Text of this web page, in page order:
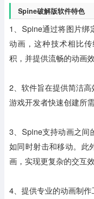
Spine破解版软件特色
1、Spine通过将图片绑
动画，这种技术相比
积，并提供流畅的动画效
2、软件旨在提供简洁
游戏开发者快速创建所
3、Spine支持动画之间
如同时射击和移动。此
画，实现更复杂的交互效
4、提供专业的动画制